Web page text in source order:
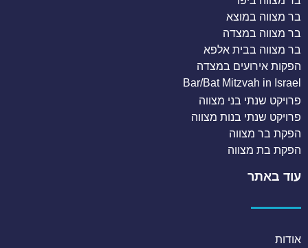
בר מצווה במוצא
בר מצווה במצדה
בר מצווה בבית אלפא
הפקות אירועים במצדה
Bar/Bat Mitzvah in Israel
פרויקט שנתי בני מצווה
פרויקט שנתי בנות מצווה
הפקת בר מצווה
הפקת בת מצווה
עוד באתר
אודות